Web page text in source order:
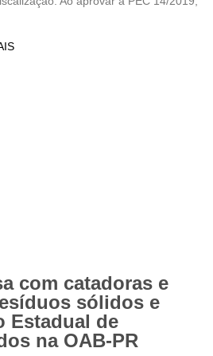
com catadoras e
sólidos e
Estadual de
na OAB-PR